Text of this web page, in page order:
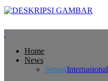
Home
News
SemuaInternasional